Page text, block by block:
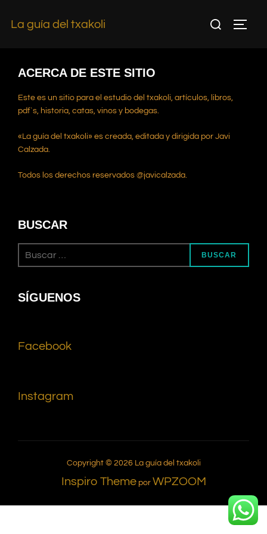
La guía del txakoli
ACERCA DE ESTE SITIO
Este es un sitio para el estudio del txakoli, artículos, libros,
pdf`s, historia, catas, vinos y bodegas.
«La guía del txakoli» es creada, editada y dirigida por Javi
Calzada.
Todos los derechos reservados @javicalzada.
BUSCAR
BUSCAR
SÍGUENOS
Facebook
Instagram
Copyright © 2026 La guía del txakoli
Inspiro Themepor WPZOOM